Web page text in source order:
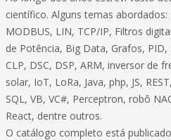
científico. Alguns temas abordados:
MODBUS, LIN, TCP/IP, Filtros
de Potência, Big Data, Grafos, PID,
CLP, DSC, DSP, ARM, inversor de
solar, IoT, LoRa, Java, php, JS,
SQL, VB, VC#, Perceptron, robô
React, dentre outros.
O catálogo completo está